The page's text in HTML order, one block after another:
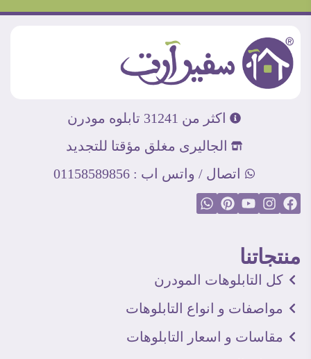
اكثر من 31241 تابلوه مودرن
الجاليرى مغلق مؤقتا للتجديد
اتصال / واتس اب : 01158589856
منتجاتنا
كل التابلوهات المودرن
مواصفات و انواع التابلوهات
مقاسات و اسعار التابلوهات